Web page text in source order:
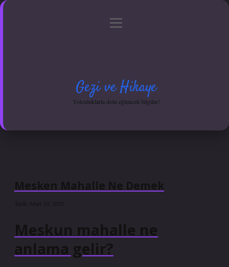
Gizlilik Politikası
menüyü
Gezi ve Hikaye
Yolculuklarla dolu eğlenceli bilgiler!
Mesken Mahalle Ne Demek
Tarih: Mart 30, 2025
Meskun mahalle ne
anlama gelir?